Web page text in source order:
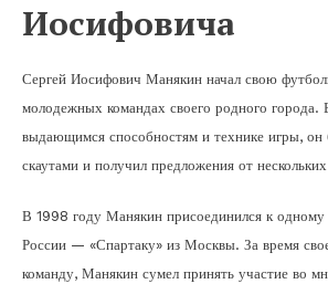
Иосифовича
Сергей Иосифович Манякин начал свою
молодежных командах своего родного города.
выдающимся способностям и технике игры, он
скаутами и получил предложения от
В 1998 году Манякин присоединился к одному
России — «Спартаку» из Москвы. За время
команду, Манякин сумел принять участие во